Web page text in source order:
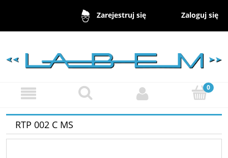
Zarejestruj się Zaloguj się
RTP 002 C MS